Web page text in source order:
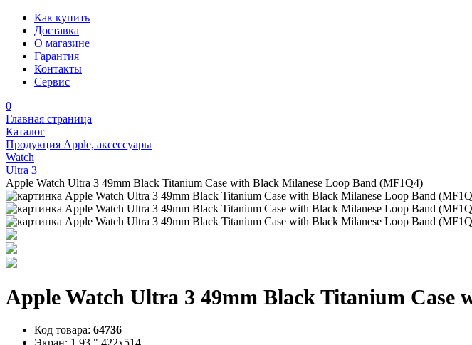
Как купить
Доставка
О магазине
Гарантия
Контакты
Сервис
0
Главная страница
Каталог
Продукция Apple, аксессуары
Watch
Ultra 3
Apple Watch Ultra 3 49mm Black Titanium Case with Black Milanese Loop Band (MF1Q4)
Apple Watch Ultra 3 49mm Black Titanium Case
Код товара: 64736